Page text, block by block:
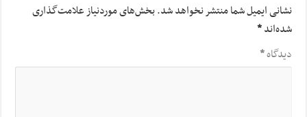
نشانی ایمیل شما منتشر نخواهد شد.بخش‌های موردنیاز علامت‌گذاری
شده‌اند*
دیدگاه*